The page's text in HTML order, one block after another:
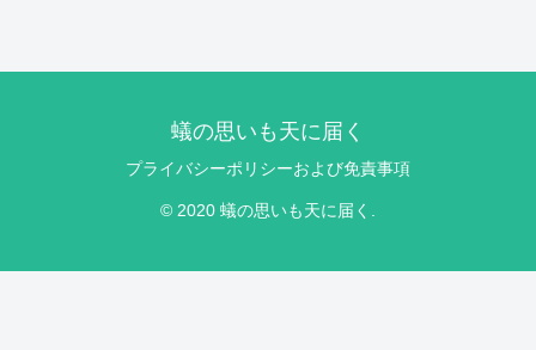
蟻の思いも天に届く
プライバシーポリシーおよび免責事項
© 2020 蟻の思いも天に届く.